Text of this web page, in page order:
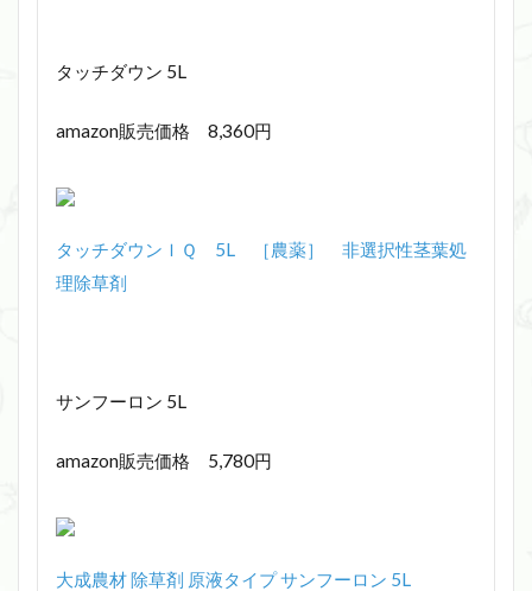
タッチダウン 5L
amazon販売価格 8,360円
タッチダウンＩＱ 5L ［農薬］ 非選択性茎葉処
理除草剤
サンフーロン 5L
amazon販売価格 5,780円
大成農材 除草剤 原液タイプ サンフーロン 5L